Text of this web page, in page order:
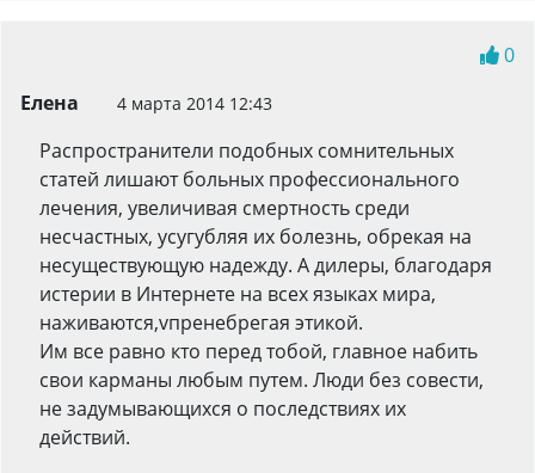
0
Елена
4 марта 2014 12:43
Распространители подобных сомнительных
статей лишают больных профессионального
лечения, увеличивая смертность среди
несчастных, усугубляя их болезнь, обрекая на
несуществующую надежду. А дилеры, благодаря
истерии в Интернете на всех языках мира,
наживаются,vпренебрегая этикой.
Им все равно кто перед тобой, главное набить
свои карманы любым путем. Люди без совести,
не задумывающихся о последствиях их
действий.